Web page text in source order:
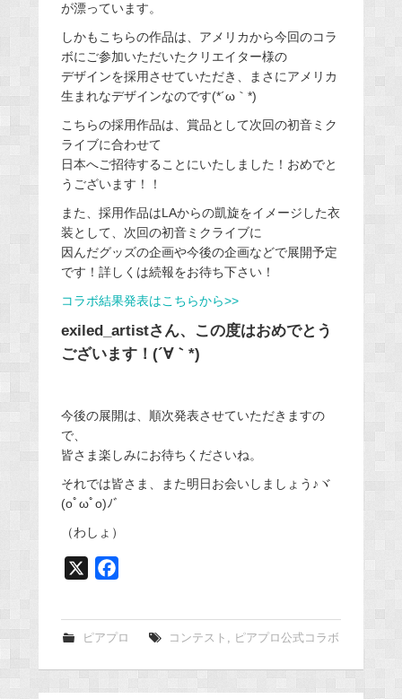
が漂っています。
しかもこちらの作品は、アメリカから今回のコラ
ボにご参加いただいたクリエイター様の
デザインを採用させていただき、まさにアメリカ
生まれなデザインなのです(*´ω｀*)
こちらの採用作品は、賞品として次回の初音ミク
ライブに合わせて
日本へご招待することにいたしました！おめでと
うございます！！
また、採用作品はLAからの凱旋をイメージした衣
装として、次回の初音ミクライブに
因んだグッズの企画や今後の企画などで展開予定
です！詳しくは続報をお待ち下さい！
コラボ結果発表はこちらから>>
exiled_artistさん、この度はおめでとう
ございます！(´∀｀*)
今後の展開は、順次発表させていただきますの
で、
皆さま楽しみにお待ちくださいね。
それでは皆さま、また明日お会いしましょう♪ヾ
(oﾟωﾟo)ﾉﾞ
（わしょ）
e
ピアプロ コンテスト , ピアプロ公式コラボ